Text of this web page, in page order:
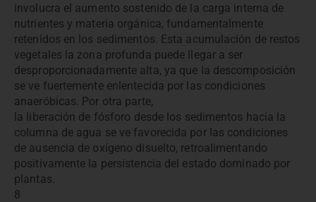
involucra el aumento sostenido de la carga interna de
nutrientes y materia orgánica, fundamentalmente
retenidos en los sedimentos. Esta acumulación de restos
vegetales la zona profunda puede llegar a ser
desproporcionadamente alta, ya que la descomposición
se ve fuertemente enlentecida por las condiciones
anaeróbicas. Por otra parte,
la liberación de fósforo desde los sedimentos hacia la
columna de agua se ve favorecida por las condiciones
de ausencia de oxígeno disuelto, retroalimentando
positivamente la persistencia del estado dominado por
plantas.
8